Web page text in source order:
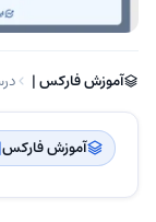
آموزش فارکس | ‌ درس
آموزش فارکس| ‌